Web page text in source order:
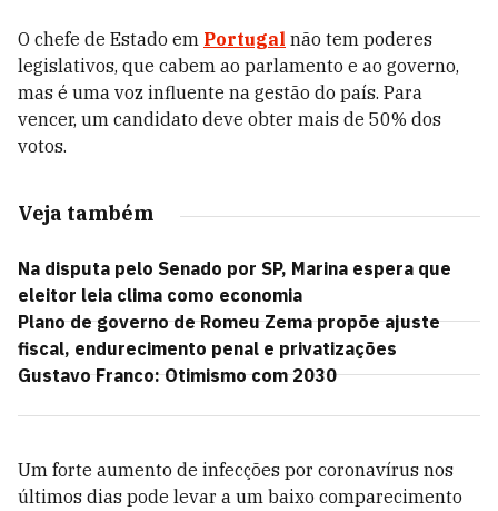
O chefe de Estado em Portugal não tem poderes
legislativos, que cabem ao parlamento e ao governo,
mas é uma voz influente na gestão do país. Para
vencer, um candidato deve obter mais de 50% dos
votos.
Veja também
Na disputa pelo Senado por SP, Marina espera que
eleitor leia clima como economia
Plano de governo de Romeu Zema propõe ajuste
fiscal, endurecimento penal e privatizações
Gustavo Franco: Otimismo com 2030
Um forte aumento de infecções por coronavírus nos
últimos dias pode levar a um baixo comparecimento